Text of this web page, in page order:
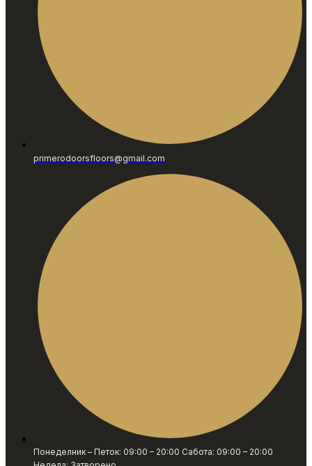
primerodoorsfloors@gmail.com
Понеделник – Петок: 09:00 – 20:00 Сабота: 09:00 – 20:00